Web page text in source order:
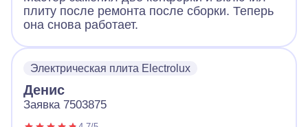
плиту после ремонта после сборки. Теперь
она снова работает.
Электрическая плита Electrolux
Денис
Заявка 7503875